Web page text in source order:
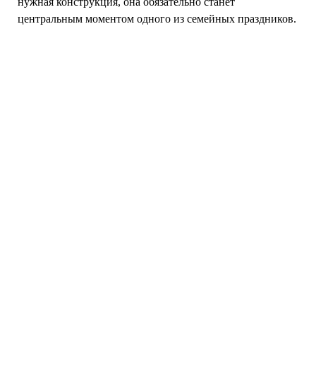
центральным моментом одного из семейных праздников.